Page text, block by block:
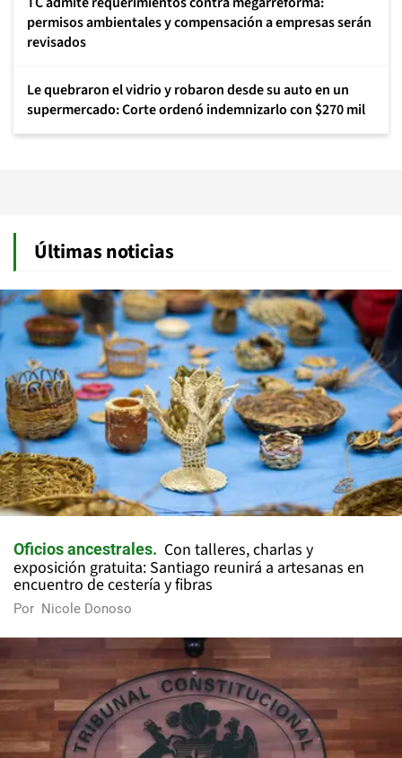
permisos ambientales y compensación a empresas serán
revisados
Le quebraron el vidrio y robaron desde su auto en un
supermercado: Corte ordenó indemnizarlo con $270 mil
Últimas noticias
Oficios ancestrales
Con talleres, charlas y
exposición gratuita: Santiago reunirá a artesanas en
encuentro de cestería y fibras
Por Nicole Donoso